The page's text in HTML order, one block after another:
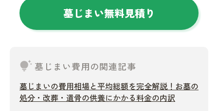
墓じまい無料見積り
tips_and_updates墓じまい費用の関連記事
墓じまいの費用相場と平均総額を完全解説！お墓の
処分・改葬・遺骨の供養にかかる料金の内訳